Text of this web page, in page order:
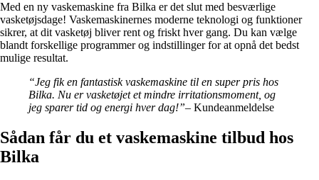
Med en ny vaskemaskine fra Bilka er det slut med besværlige
vasketøjsdage! Vaskemaskinernes moderne teknologi og funktioner
sikrer, at dit vasketøj bliver rent og friskt hver gang. Du kan vælge
blandt forskellige programmer og indstillinger for at opnå det bedst
mulige resultat.
“Jeg fik en fantastisk vaskemaskine til en super pris hos
Bilka. Nu er vasketøjet et mindre irritationsmoment, og
jeg sparer tid og energi hver dag!”– Kundeanmeldelse
Sådan får du et vaskemaskine tilbud hos
Bilka